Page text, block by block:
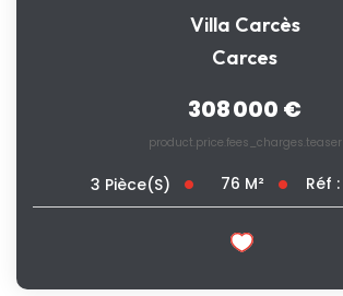
Villa Carcès
Carces
308 000 €
product.price.fees_charges.teaser
3 Pièce(s) 76 M² Réf :